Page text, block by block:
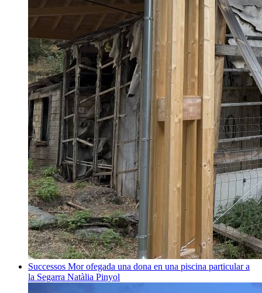
Successos Mor ofegada una dona en una piscina particular a
la Segarra Natàlia Pinyol